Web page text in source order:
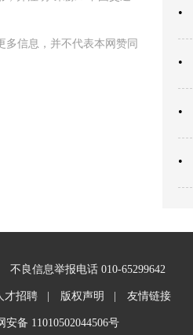
信息，并不代表本网赞同
不良信息举报电话 010-65299642
才招聘 | 版权声明 | 友情链接
安备 11010502044506号